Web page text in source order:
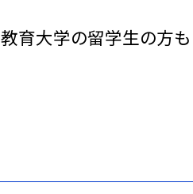
教育大学の留学生の方も